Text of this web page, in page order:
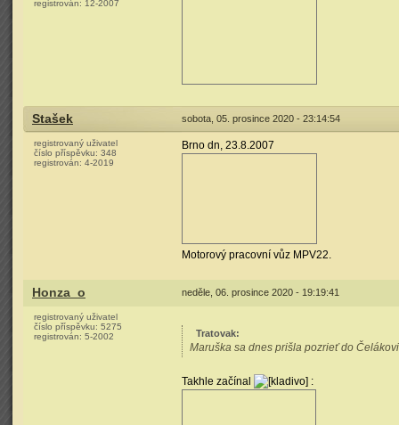
registrován: 12-2007
Stašek sobota, 05. prosince 2020 - 23:14:54
registrovaný uživatel
číslo příspěvku: 348
registrován: 4-2019
Brno dn, 23.8.2007
Motorový pracovní vůz MPV22.
Honza_o neděle, 06. prosince 2020 - 19:19:41
registrovaný uživatel
číslo příspěvku: 5275
registrován: 5-2002 Tratovak:
Maruška sa dnes prišla pozrieť do
Takhle začínal :